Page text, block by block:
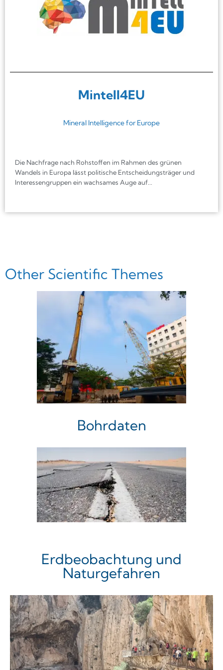
Mintell4EU
Mineral Intelligence for Europe
Die Nachfrage nach Rohstoffen im Rahmen des grünen
Wandels in Europa lässt politische Entscheidungsträger und
Interessengruppen ein wachsames Auge auf...
Other Scientific Themes
Bohrdaten
Erdbeobachtung und
Naturgefahren